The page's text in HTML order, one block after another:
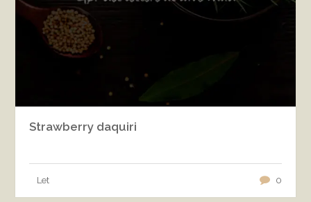
Strawberry daquiri
Let 0